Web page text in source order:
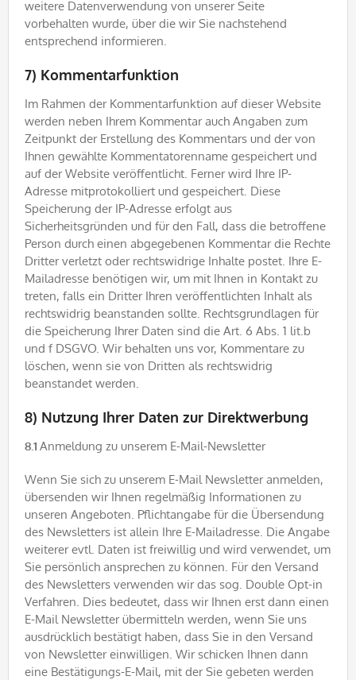
weitere Datenverwendung von unserer Seite
vorbehalten wurde, über die wir Sie nachstehend
entsprechend informieren.
7) Kommentarfunktion
Im Rahmen der Kommentarfunktion auf dieser Website
werden neben Ihrem Kommentar auch Angaben zum
Zeitpunkt der Erstellung des Kommentars und der von
Ihnen gewählte Kommentatorenname gespeichert und
auf der Website veröffentlicht. Ferner wird Ihre IP-
Adresse mitprotokolliert und gespeichert. Diese
Speicherung der IP-Adresse erfolgt aus
Sicherheitsgründen und für den Fall, dass die betroffene
Person durch einen abgegebenen Kommentar die Rechte
Dritter verletzt oder rechtswidrige Inhalte postet. Ihre E-
Mailadresse benötigen wir, um mit Ihnen in Kontakt zu
treten, falls ein Dritter Ihren veröffentlichten Inhalt als
rechtswidrig beanstanden sollte. Rechtsgrundlagen für
die Speicherung Ihrer Daten sind die Art. 6 Abs. 1 lit.b
und f DSGVO. Wir behalten uns vor, Kommentare zu
löschen, wenn sie von Dritten als rechtswidrig
beanstandet werden.
8) Nutzung Ihrer Daten zur Direktwerbung
8.1 Anmeldung zu unserem E-Mail-Newsletter
Wenn Sie sich zu unserem E-Mail Newsletter anmelden,
übersenden wir Ihnen regelmäßig Informationen zu
unseren Angeboten. Pflichtangabe für die Übersendung
des Newsletters ist allein Ihre E-Mailadresse. Die Angabe
weiterer evtl. Daten ist freiwillig und wird verwendet, um
Sie persönlich ansprechen zu können. Für den Versand
des Newsletters verwenden wir das sog. Double Opt-in
Verfahren. Dies bedeutet, dass wir Ihnen erst dann einen
E-Mail Newsletter übermitteln werden, wenn Sie uns
ausdrücklich bestätigt haben, dass Sie in den Versand
von Newsletter einwilligen. Wir schicken Ihnen dann
eine Bestätigungs-E-Mail, mit der Sie gebeten werden